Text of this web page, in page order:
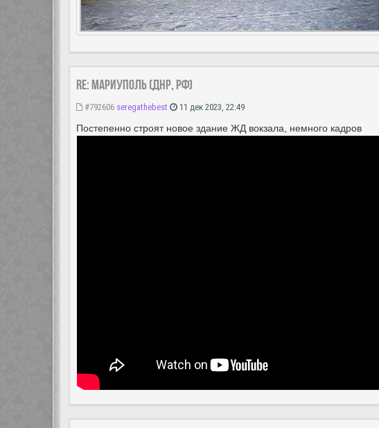
Re: Мариуполь (ДНР, РФ)
#792606 seregathebest 11 дек 2023, 22:49
Постепенно строят новое здание ЖД вокзала, немного кадров